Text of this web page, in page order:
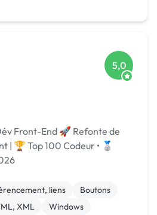
5,0
Front-End 🚀 Refonte de
| 🏆 Top 100 Codeur • 🥈
liens
Boutons
XML
Windows